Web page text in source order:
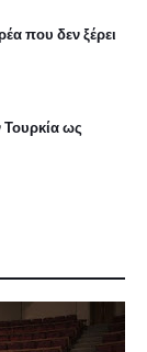
που δεν ξέρει
Τουρκία ως